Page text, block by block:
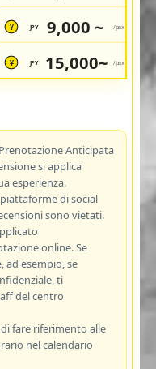
¥ JPY 9,000 ~ /pax
¥ JPY 15,000~ /pax
Anticipata
si applica
esperienza.
di social
sono vietati.
online. Se
ad esempio, se
ti
del centro
fare riferimento alle
nel calendario